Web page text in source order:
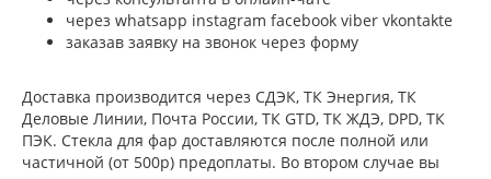
через whatsapp instagram facebook viber vkontakte
заказав заявку на звонок через форму
Доставка производится через СДЭК, ТК Энергия, ТК
Деловые Линии, Почта России, ТК GTD, ТК ЖДЭ, DPD, ТК
ПЭК. Стекла для фар доставляются после полной или
частичной (от 500р) предоплаты. Во втором случае вы